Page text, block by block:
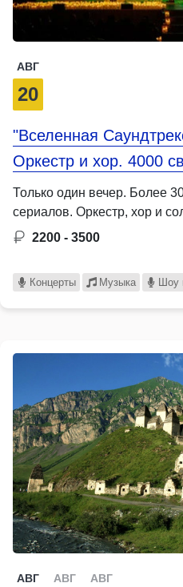
АВГ
20
"Вселенная
Оркестр и хор. 4000
Только один вечер. Более
сериалов. Оркестр, хор и
2200 - 3500
Концерты Музыка Шоу
АВГ АВГ АВГ